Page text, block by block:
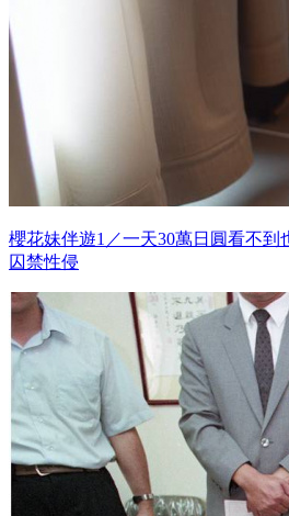
櫻花妹伴遊1／一天30萬日圓看不
囚禁性侵